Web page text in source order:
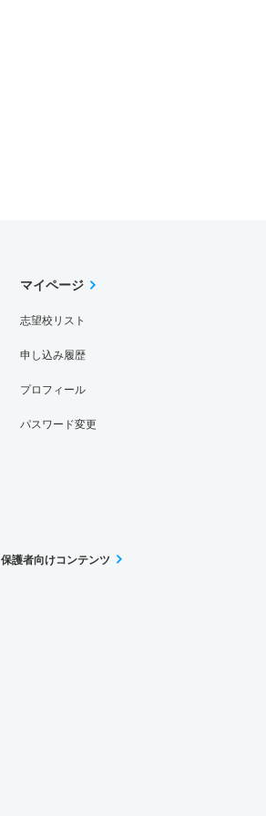
マイページ
志望校リスト
申し込み履歴
プロフィール
パスワード変更
保護者向けコンテンツ